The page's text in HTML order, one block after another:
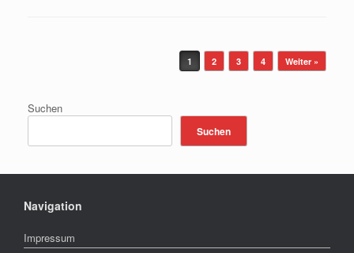
1 2 3 4 Weiter »
Suchen
Suchen
Navigation
Impressum